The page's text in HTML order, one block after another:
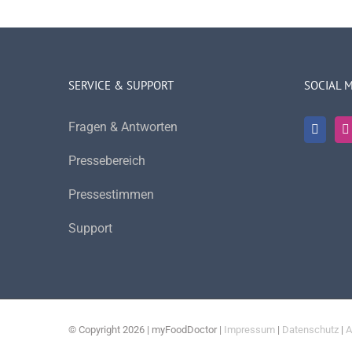
SERVICE & SUPPORT
Fragen & Antworten
Pressebereich
Pressestimmen
Support
SOCIAL
© Copyright 2026 | myFoodDoctor | Impressum | Datenschutz |